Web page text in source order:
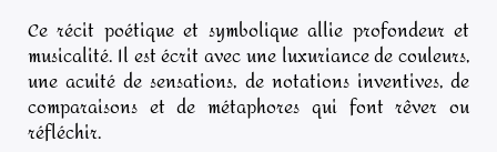
Ce récit poétique et symbolique allie profondeur et
musicalité. Il est écrit avec une luxuriance de couleurs,
une acuité de sensations, de notations inventives, de
comparaisons et de métaphores qui font rêver ou
réfléchir.